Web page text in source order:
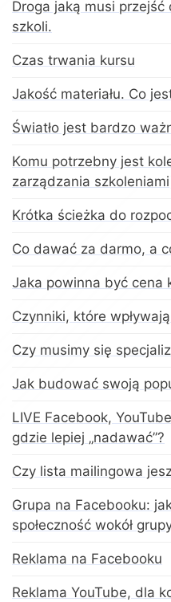
Droga jaką musi przejść
szkoli.
Czas trwania kursu
Jakość materiału. Co
Światło jest bardzo
Komu potrzebny jest
zarządzania
Krótka ścieżka do
Co dawać za darmo, a
Jaka powinna być cena
Czynniki, które
Czy musimy się
Jak budować swoją
LIVE Facebook,
gdzie lepiej „nadawać”?
Czy lista mailingowa
Grupa na Facebooku:
społeczność wokół
Reklama na Facebooku
Reklama YouTube, dla